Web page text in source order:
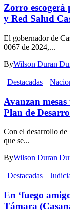
Zorro escogerá
y Red Salud
El gobernador de
0067 de 2024,...
ByWilson Duran
Destacadas
Avanzan
Plan de
Con el desarrollo de
que se...
ByWilson Duran
Destacadas
En ‘fuego
Támara